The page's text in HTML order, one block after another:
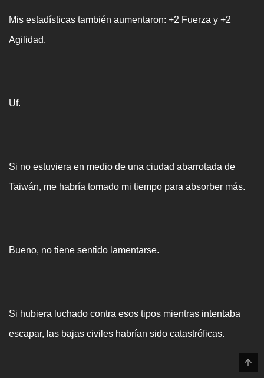
Mis estadísticas también aumentaron: +2 Fuerza y +2
Agilidad.
Uf.
Si no estuviera en medio de una ciudad abarrotada de
Taiwán, me habría tomado mi tiempo para absorber más.
Bueno, no tiene sentido lamentarse.
Si hubiera luchado contra esos tipos mientras intentaba
escapar, las bajas civiles habrían sido catastróficas.